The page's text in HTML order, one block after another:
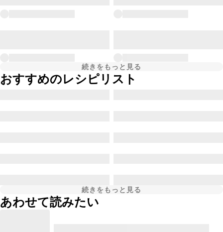
続きをもっと見る
おすすめのレシピリスト
続きをもっと見る
あわせて読みたい